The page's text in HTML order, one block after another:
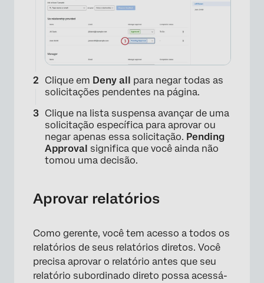
Clique em Deny all para negar todas as
solicitações pendentes na página.
Clique na lista suspensa avançar de uma
solicitação específica para aprovar ou
negar apenas essa solicitação. Pending
Approval significa que você ainda não
tomou uma decisão.
Aprovar relatórios
Como gerente, você tem acesso a todos os
relatórios de seus relatórios diretos. Você
precisa aprovar o relatório antes que seu
relatório subordinado direto possa acessá-